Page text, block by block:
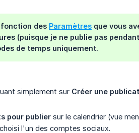
des Paramètres que vous
(puisque je ne publie pas
de temps uniquement.
simplement sur Créer une
pour publier sur le calendrier (vue
l'un des comptes sociaux.